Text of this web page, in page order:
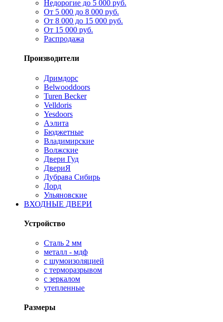
Недорогие до 5 000 руб.
От 5 000 до 8 000 руб.
От 8 000 до 15 000 руб.
От 15 000 руб.
Распродажа
Производители
Дримдорс
Belwooddoors
Turen Becker
Velldoris
Yesdoors
Аэлита
Бюджетные
Владимирские
Волжские
Двери Гуд
ДвериЯ
Дубрава Сибирь
Лорд
Ульяновские
ВХОДНЫЕ ДВЕРИ
Устройство
Сталь 2 мм
металл - мдф
с шумоизоляцией
с терморазрывом
с зеркалом
утепленные
Размеры